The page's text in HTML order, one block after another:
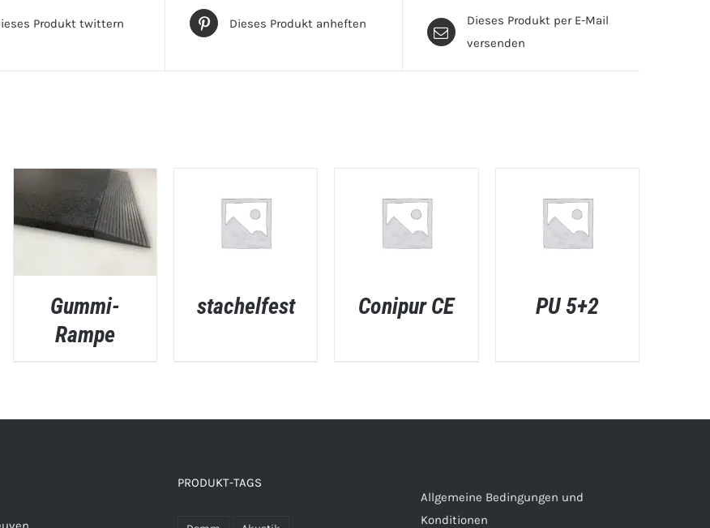
Produkt twittern Dieses Produkt anheften
Dieses Produkt per E-Mail
versenden
SCHNELLANSICHT
Gummi-
Rampe
stachelfest Conipur CE PU 5+2
PRODUKT-TAGS
Allgemeine Bedingungen und
Konditionen